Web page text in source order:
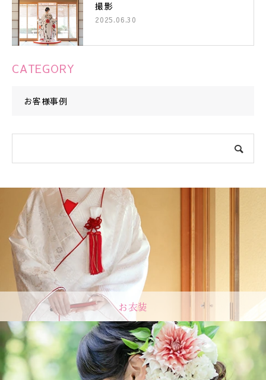
撮影
2025.06.30
CATEGORY
お客様事例
お衣装